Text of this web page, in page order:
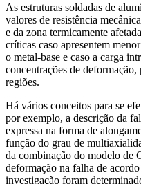
As estruturas soldadas de
valores de resistência
e da zona termicamente
críticas caso apresentem
o metal-base e caso a carga
concentrações de
regiões.
Há vários conceitos para se
por exemplo, a descrição da
expressa na forma de
função do grau de
da combinação do modelo de
deformação na falha de
investigação foram